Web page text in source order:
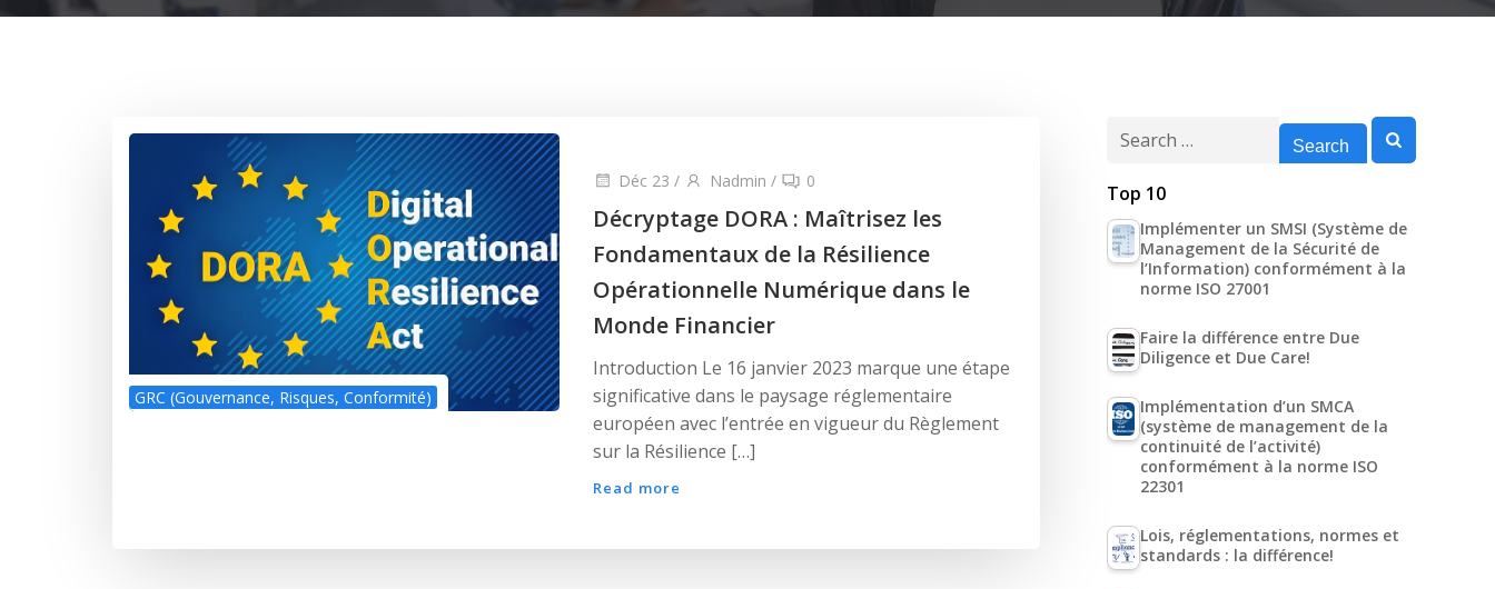
GRC (Gouvernance, Risques, Conformité)
Déc 23 / Nadmin / 0
Décryptage DORA : Maîtrisez les
Fondamentaux de la Résilience
Opérationnelle Numérique dans le
Monde Financier
Introduction Le 16 janvier 2023 marque une étape
significative dans le paysage réglementaire
européen avec l’entrée en vigueur du Règlement
sur la Résilience […]
Read more
Search
Top 10
Implémenter un SMSI (Système de
Management de la Sécurité de
l’Information) conformément à la
norme ISO 27001
Faire la différence entre Due
Diligence et Due Care!
Implémentation d’un SMCA
(système de management de la
continuité de l’activité)
conformément à la norme ISO
22301
Lois, réglementations, normes et
standards : la différence!